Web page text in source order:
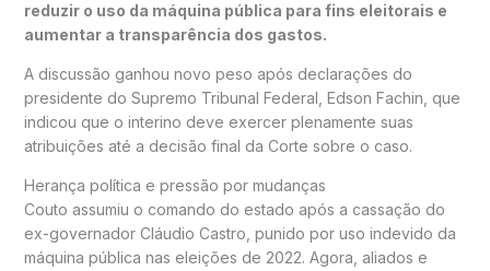
reduzir o uso da máquina pública para fins eleitorais e
aumentar a transparência dos gastos.
A discussão ganhou novo peso após declarações do
presidente do Supremo Tribunal Federal , Edson Fachin, que
indicou que o interino deve exercer plenamente suas
atribuições até a decisão final da Corte sobre o caso.
Herança política e pressão por mudanças
Couto assumiu o comando do estado após a cassação do
ex-governador Cláudio Castro, punido por uso indevido da
máquina pública nas eleições de 2022. Agora, aliados e